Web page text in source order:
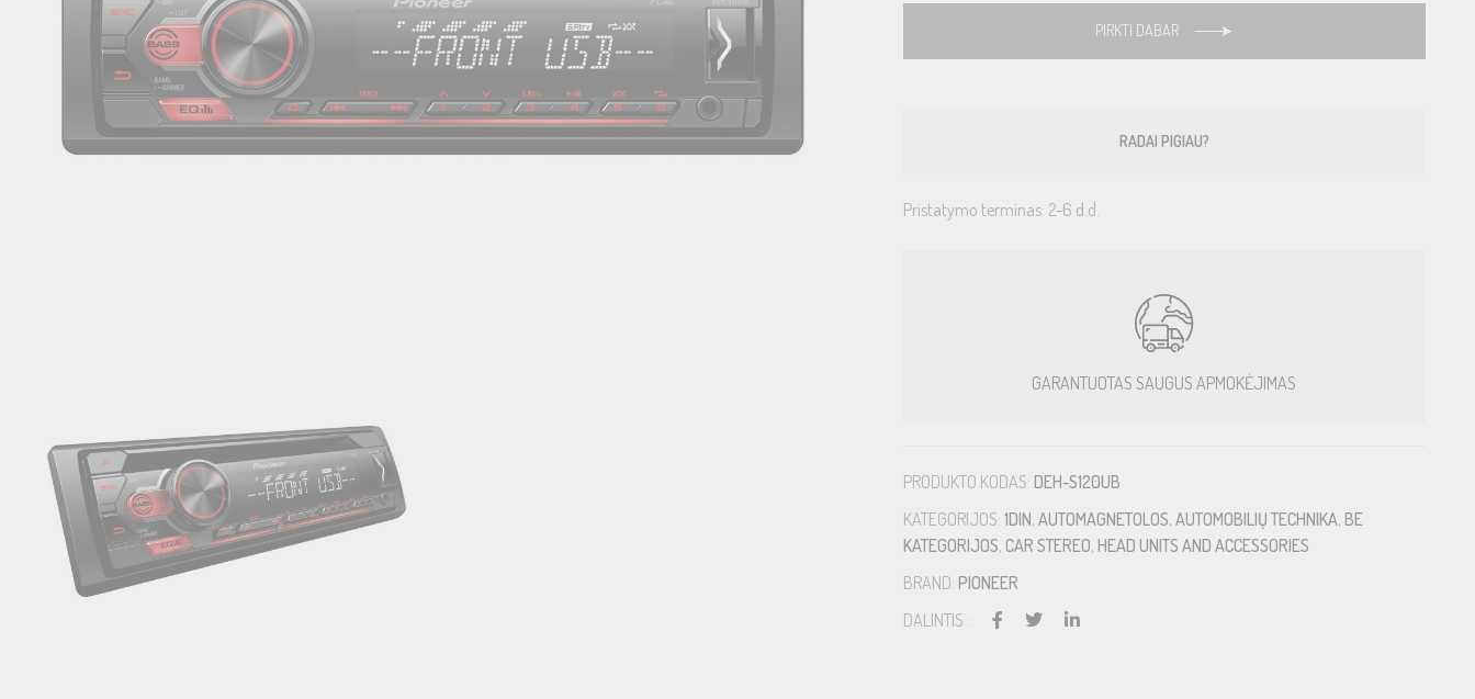
PIRKTI DABAR
RADAI PIGIAU?
Pristatymo terminas: 2-6 d.d.
GARANTUOTAS SAUGUS APMOKĖJIMAS
PRODUKTO KODAS: DEH-S120UB
KATEGORIJOS: 1DIN, AUTOMAGNETOLOS, AUTOMOBILIŲ TECHNIKA, BE
KATEGORIJOS, CAR STEREO, HEAD UNITS AND ACCESSORIES
BRAND: PIONEER
DALINTIS :